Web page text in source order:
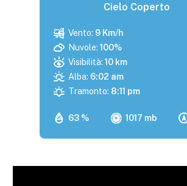
Cielo Coperto
63 % 1017 mb
Vento: 9 Km/h
Nuvole: 100%
Visibilità: 10 km
Alba: 6:02 am
Tramonto: 8:11 pm